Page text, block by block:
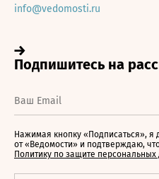
info@vedomosti.ru
Нажимая кнопку «Подписаться», я
от «Ведомости» и подтверждаю,
Политику по защите